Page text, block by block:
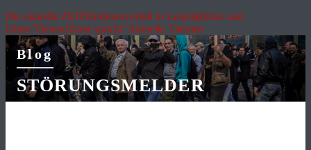
Die aktuelle ZEITDrohnenvorfall in LeipzigHitze und
Dürre"Deutschland spricht"Aktuelle Themen
Blog
STÖRUNGSMELDER